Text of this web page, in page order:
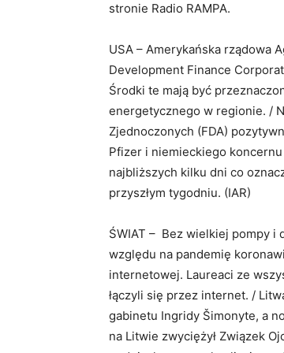
stronie Radio RAMPA.
USA – Amerykańska rządowa
Development Finance
Środki te mają być
energetycznego w regionie. /
Zjednoczonych (FDA)
Pfizer i niemieckiego
najbliższych kilku dni co
przyszłym tygodniu. (IAR)
ŚWIAT – Bez wielkiej pompy i
względu na pandemię
internetowej. Laureaci ze
łączyli się przez internet. /
gabinetu Ingridy Šimonyte, a
na Litwie zwyciężył Związek